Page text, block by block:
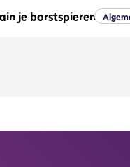
je borstspieren